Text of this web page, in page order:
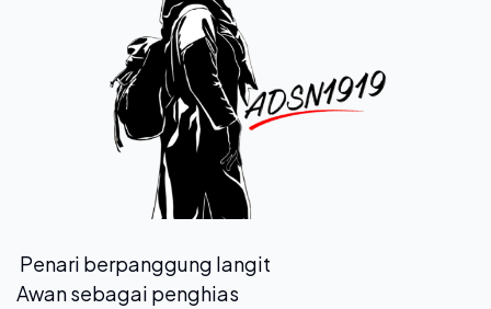
Penari berpanggung langit
Awan sebagai penghias